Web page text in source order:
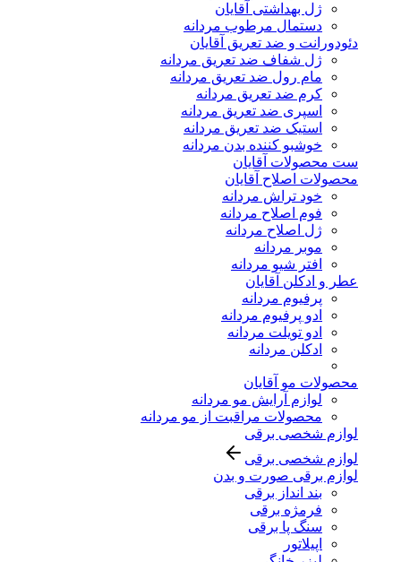
ژل بهداشتی آقایان
دستمال مرطوب مردانه
دئودورانت و ضد تعریق آقایان
ژل شفاف ضد تعریق مردانه
مام رول ضد تعریق مردانه
کرم ضد تعریق مردانه
اسپری ضد تعریق مردانه
استیک ضد تعریق مردانه
خوشبو کننده بدن مردانه
ست محصولات آقایان
محصولات اصلاح آقایان
خود تراش مردانه
فوم اصلاح مردانه
ژل اصلاح مردانه
موبر مردانه
افتر شیو مردانه
عطر و ادکلن آقایان
پرفیوم مردانه
ادو پرفیوم مردانه
ادو تویلت مردانه
ادکلن مردانه
محصولات مو آقایان
لوازم آرایش مو مردانه
محصولات مراقبت از مو مردانه
لوازم شخصی برقی
لوازم شخصی برقی
لوازم برقی صورت و بدن
بند انداز برقی
فرمژه برقی
سنگ پا برقی
اپیلاتور